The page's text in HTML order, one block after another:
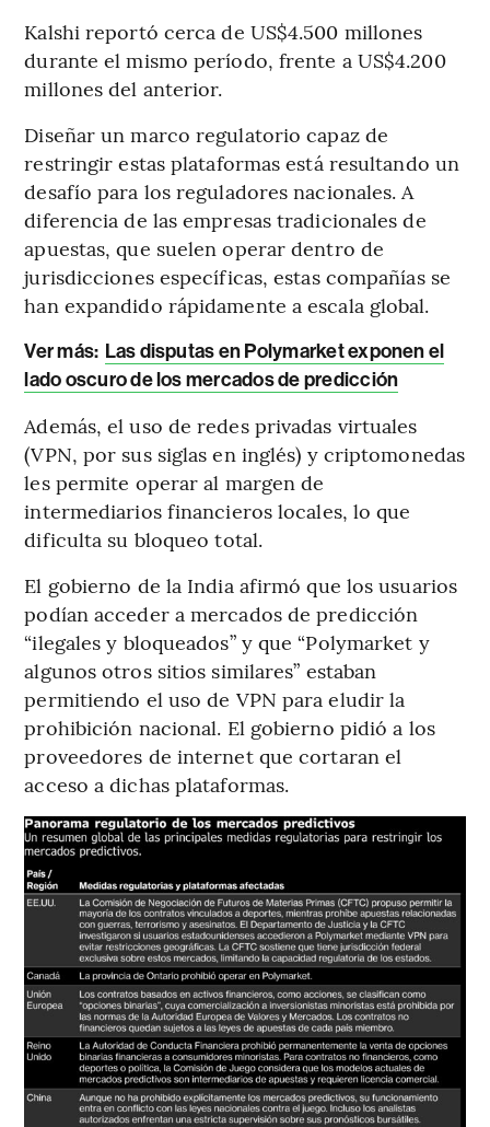
Kalshi reportó cerca de US$4.500 millones
durante el mismo período, frente a US$4.200
millones del anterior.
Diseñar un marco regulatorio capaz de
restringir estas plataformas está resultando un
desafío para los reguladores nacionales. A
diferencia de las empresas tradicionales de
apuestas, que suelen operar dentro de
jurisdicciones específicas, estas compañías se
han expandido rápidamente a escala global.
Ver más: Las disputas en Polymarket exponen el
lado oscuro de los mercados de predicción
Además, el uso de redes privadas virtuales
(VPN, por sus siglas en inglés) y criptomonedas
les permite operar al margen de
intermediarios financieros locales, lo que
dificulta su bloqueo total.
El gobierno de la India afirmó que los usuarios
podían acceder a mercados de predicción
“ilegales y bloqueados” y que “Polymarket y
algunos otros sitios similares” estaban
permitiendo el uso de VPN para eludir la
prohibición nacional. El gobierno pidió a los
proveedores de internet que cortaran el
acceso a dichas plataformas.